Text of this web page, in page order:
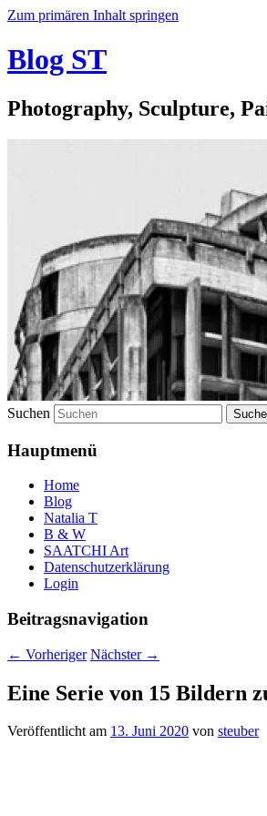
Zum primären Inhalt springen
Blog ST
Photography, Sculpture,
Suchen
Hauptmenü
Home
Blog
Natalia T
B & W
SAATCHI Art
Datenschutzerklärung
Login
Beitragsnavigation
← Vorheriger Nächster →
Eine Serie von 15 Bildern
Veröffentlicht am 13. Juni 2020 von steuber